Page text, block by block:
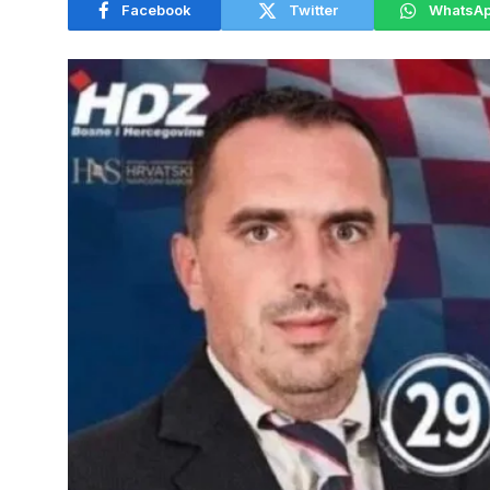
Facebook Twitter